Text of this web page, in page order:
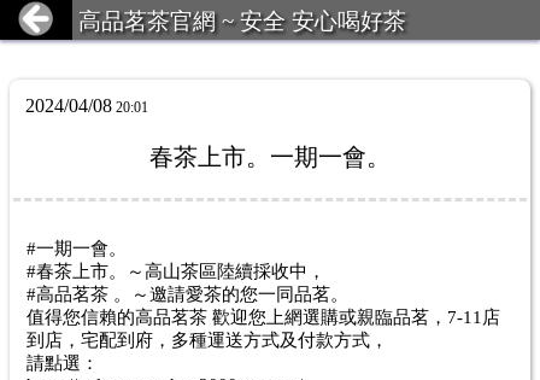
高品茗茶官網 ~ 安全 安心喝好茶
2024/04/08 20:01
春茶上市。一期一會。
#一期一會。
#春茶上市。～高山茶區陸續採收中，
#高品茗茶 。～邀請愛茶的您一同品茗。
值得您信賴的高品茗茶 歡迎您上網選購或親臨品茗，7-11店
到店，宅配到府，多種運送方式及付款方式，
請點選：